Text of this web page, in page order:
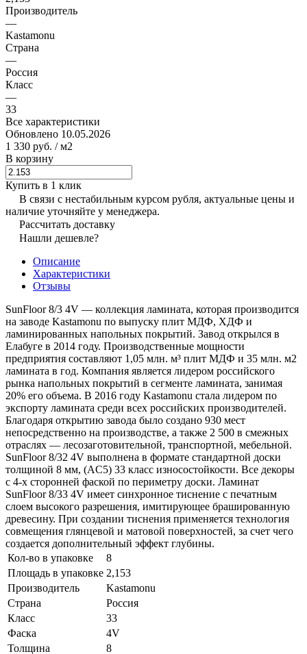
Производитель
—
Kastamonu
Страна
—
Россия
Класс
—
33
Все характеристики
Обновлено 10.05.2026
1 330 руб. / м2
В корзину
Купить в 1 клик
В связи с нестабильным курсом рубля, актуальные цены и
наличие уточняйте у менеджера.
Рассчитать доставку
Нашли дешевле?
Описание
Характеристики
Отзывы
SunFloor 8/3 4V — коллекция ламината, которая производится
на заводе Kastamonu по выпуску плит МДФ, ХДФ и
ламинированных напольных покрытий. Завод открылся в
Елабуге в 2014 году. Производственные мощности
предприятия составляют 1,05 млн. м³ плит МДФ и 35 млн. м2
ламината в год. Компания является лидером российского
рынка напольных покрытий в сегменте ламината, занимая
20% его объема. В 2016 году Kastamonu стала лидером по
экспорту ламината среди всех российских производителей.
Благодаря открытию завода было создано 930 мест
непосредственно на производстве, а также 2 500 в смежных
отраслях — лесозаготовительной, транспортной, мебельной.
SunFloor 8/32 4V выполнена в формате стандартной доски
толщиной 8 мм, (AC5) 33 класс износостойкости. Все декоры
с 4-х сторонней фаской по периметру доски. Ламинат
SunFloor 8/33 4V имеет синхронное тиснение с печатным
слоем высокого разрешения, имитирующее брашированную
древесину. При создании тиснения применяется технология
совмещения глянцевой и матовой поверхностей, за счет чего
создается дополнительный эффект глубины.
Кол-во в упаковке
8
Площадь в упаковке 2,153
Производитель
Kastamonu
Страна
Россия
Класс
33
Фаска
4V
Толщина
8